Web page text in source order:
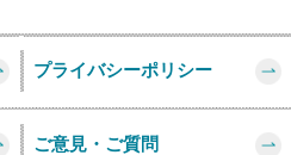
プライバシーポリシー
ご意見・ご質問